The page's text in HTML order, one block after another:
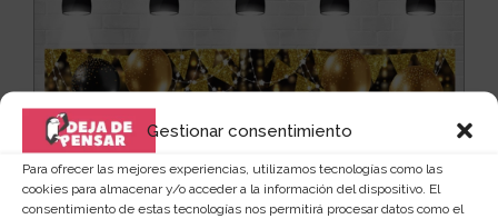
Gestionar consentimiento
Para ofrecer las mejores experiencias, utilizamos tecnologías como las
cookies para almacenar y/o acceder a la información del dispositivo. El
consentimiento de estas tecnologías nos permitirá procesar datos como el